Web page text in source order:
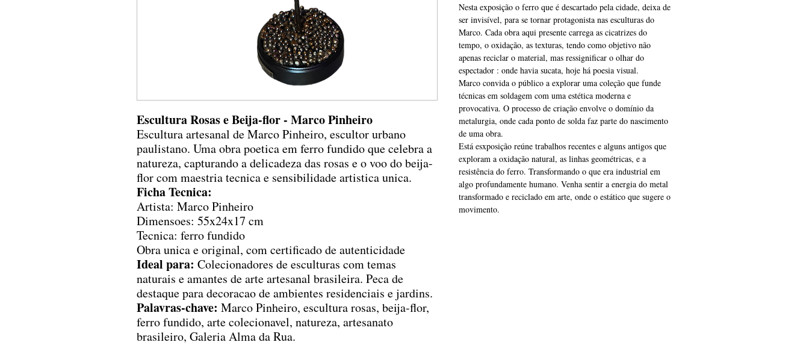
Escultura Rosas e Beija-flor - Marco Pinheiro
Escultura artesanal de Marco Pinheiro, escultor urbano
paulistano. Uma obra poetica em ferro fundido que celebra a
natureza, capturando a delicadeza das rosas e o voo do beija-
flor com maestria tecnica e sensibilidade artistica unica.
Ficha Tecnica:
Artista: Marco Pinheiro
Dimensoes: 55x24x17 cm
Tecnica: ferro fundido
Obra unica e original, com certificado de autenticidade
Ideal para: Colecionadores de esculturas com temas
naturais e amantes de arte artesanal brasileira. Peca de
destaque para decoracao de ambientes residenciais e jardins.
Palavras-chave: Marco Pinheiro, escultura rosas, beija-flor,
ferro fundido, arte colecionavel, natureza, artesanato
brasileiro, Galeria Alma da Rua.
Nesta exposição o ferro que é descartado pela cidade, deixa de
ser invisível, para se tornar protagonista nas esculturas do
Marco. Cada obra aqui presente carrega as cicatrizes do
tempo, o oxidação, as texturas, tendo como objetivo não
apenas reciclar o material, mas ressignificar o olhar do
espectador : onde havia sucata, hoje há poesia visual.
Marco convida o público a explorar uma coleção que funde
técnicas em soldagem com uma estética moderna e
provocativa. O processo de criação envolve o domínio da
metalurgia, onde cada ponto de solda faz parte do nascimento
de uma obra.
Está esxposição reúne trabalhos recentes e alguns antigos que
exploram a oxidação natural, as linhas geométricas, e a
resistência do ferro. Transformando o que era industrial em
algo profundamente humano. Venha sentir a energia do metal
transformado e reciclado em arte, onde o estático que sugere o
movimento.